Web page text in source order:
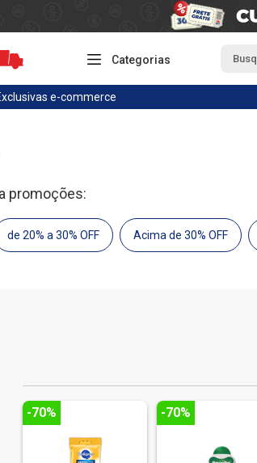
Categorias
e-commerce
promoções:
de 20% a 30% OFF Acima de 30% OFF
-70% -70%